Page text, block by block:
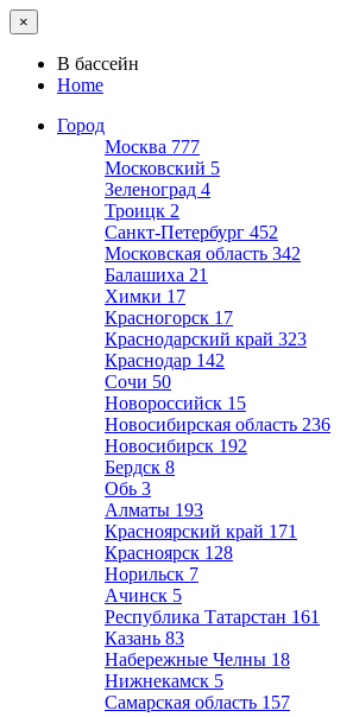
×
В бассейн
Home
Город
Москва 777
Московский 5
Зеленоград 4
Троицк 2
Санкт-Петербург 452
Московская область 342
Балашиха 21
Химки 17
Красногорск 17
Краснодарский край 323
Краснодар 142
Сочи 50
Новороссийск 15
Новосибирская область 236
Новосибирск 192
Бердск 8
Обь 3
Алматы 193
Красноярский край 171
Красноярск 128
Норильск 7
Ачинск 5
Республика Татарстан 161
Казань 83
Набережные Челны 18
Нижнекамск 5
Самарская область 157